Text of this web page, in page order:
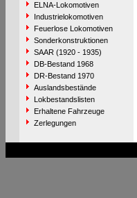
ELNA-Lokomotiven
Industrielokomotiven
Feuerlose Lokomotiven
Sonderkonstruktionen
SAAR (1920 - 1935)
DB-Bestand 1968
DR-Bestand 1970
Auslandsbestände
Lokbestandslisten
Erhaltene Fahrzeuge
Zerlegungen